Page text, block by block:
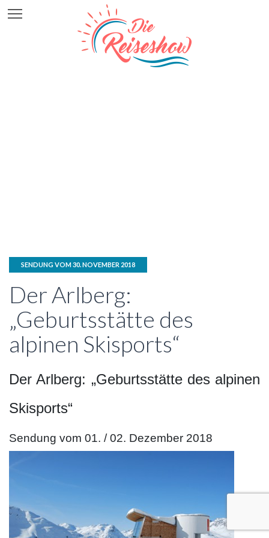
SENDUNG VOM 30. NOVEMBER 2018
Der Arlberg:
„Geburtsstätte des
alpinen Skisports“
Der Arlberg: „Geburtsstätte des alpinen
Skisports“
Sendung vom 01. / 02. Dezember 2018